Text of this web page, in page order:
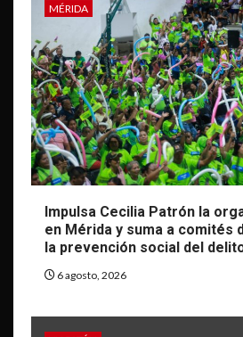
MÉRIDA
Impulsa Cecilia Patrón la
en Mérida y suma a comités
la prevención social del
6 agosto, 2026